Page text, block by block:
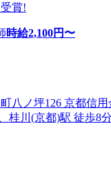
賞!
時給2,100円〜
八ノ坪126 京都信
桂川(京都)駅 徒歩8分